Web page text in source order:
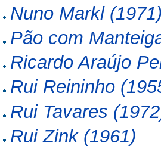
Nuno Markl
Pão com
Ricardo Araújo
Rui Reininho
Rui Tavares
Rui Zink (1961)